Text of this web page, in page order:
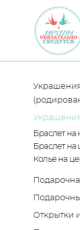
Браслет на
Браслет на
Колье на
Открытки